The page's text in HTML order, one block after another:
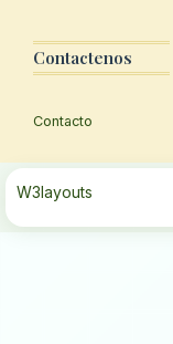
Contactenos
Contacto
W3layouts